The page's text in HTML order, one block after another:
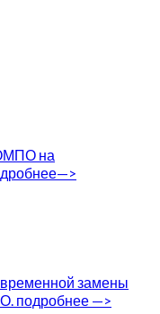
на
замены
подробнее —>